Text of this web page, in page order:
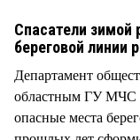
Спасатели зимой
береговой линии
Департамент
областным ГУ МЧС
опасные места